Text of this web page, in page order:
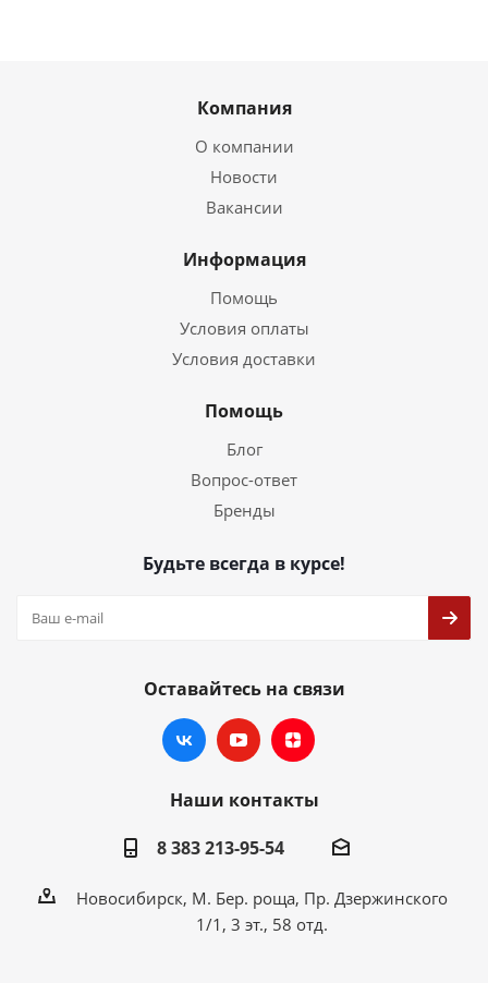
Компания
О компании
Новости
Вакансии
Информация
Помощь
Условия оплаты
Условия доставки
Помощь
Блог
Вопрос-ответ
Бренды
Будьте всегда в курсе!
Оставайтесь на связи
Наши контакты
8 383 213-95-54
Новосибирск, М. Бер. роща, Пр. Дзержинского
1/1, 3 эт., 58 отд.